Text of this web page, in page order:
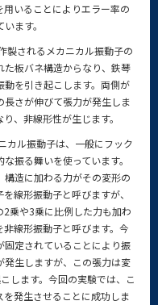
いることによりエラー率の
ます。
製されるメカニカル振動子の
板バネ構造からなり、鉄琴
を引き起こします。両側が
さが伸びて張力が発生しま
、非線形性が生じます。
カル振動子は、一般にフック
振る舞いを使っています。
造に加わる力がその変形の
線形振動子と呼びますが、
乗や3乗に比例した力も加わ
線形振動子と呼びます。今
定されていることにより振
生しますが、この張力は変
します。今回の実験では、こ
発生させることに成功しま